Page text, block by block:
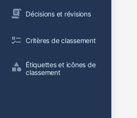
Décisions et révisions
Critères de classement
Étiquettes et icônes de
classement